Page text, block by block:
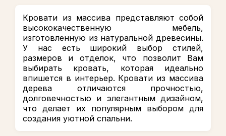
Кровати из массива представляют собой
высококачественную мебель,
изготовленную из натуральной древесины.
У нас есть широкий выбор стилей,
размеров и отделок, что позволит Вам
выбирать кровать, которая идеально
впишется в интерьер. Кровати из массива
дерева отличаются прочностью,
долговечностью и элегантным дизайном,
что делает их популярным выбором для
создания уютной спальни.